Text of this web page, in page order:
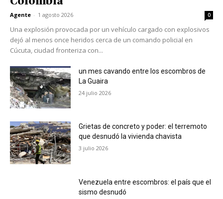
Agente - 1 agosto 2026 0
Una explosión provocada por un vehículo cargado con explosivos
dejó al menos once heridos cerca de un comando policial en
Cúcuta, ciudad fronteriza con...
un mes cavando entre los escombros de
La Guaira
24 julio 2026
Grietas de concreto y poder: el terremoto
que desnudó la vivienda chavista
3 julio 2026
Venezuela entre escombros: el país que el
sismo desnudó